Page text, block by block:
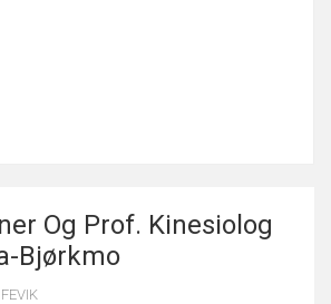
Og Prof. Kinesiolog
Bjørkmo